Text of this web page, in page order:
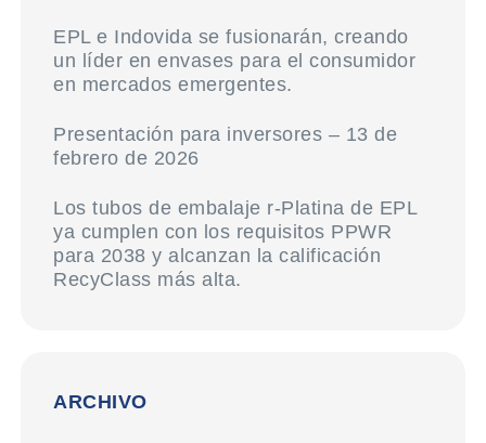
EPL e Indovida se fusionarán, creando
un líder en envases para el consumidor
en mercados emergentes.
Presentación para inversores – 13 de
febrero de 2026
Los tubos de embalaje r-Platina de EPL
ya cumplen con los requisitos PPWR
para 2038 y alcanzan la calificación
RecyClass más alta.
ARCHIVO